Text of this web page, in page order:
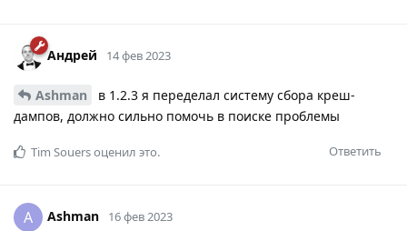
Андрей 14 фев 2023
Ashman
в 1.2.3 я переделал систему сбора креш-
дампов, должно сильно помочь в поиске проблемы
Ответить
Tim Souersоценил это.
A Ashman 16 фев 2023